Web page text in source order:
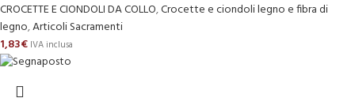
CROCETTE E CIONDOLI DA COLLO,Crocette e ciondoli legno e fibra di
legno,Articoli Sacramenti
1,83€ IVA inclusa